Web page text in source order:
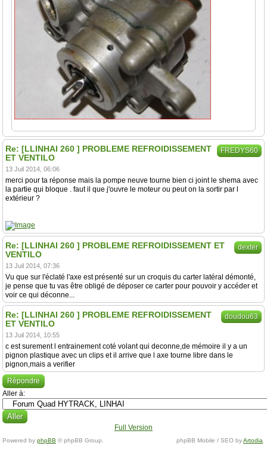
FREDYS60
Re: [LLINHAI 260 ] PROBLEME REFROIDISSEMENT
ET VENTILO
13 Juil 2014, 06:06
merci pour ta réponse mais la pompe neuve tourne bien ci joint le shema avec
la partie qui bloque . faut il que j'ouvre le moteur ou peut on la sortir par l
extérieur ?
dexter
Re: [LLINHAI 260 ] PROBLEME REFROIDISSEMENT ET
VENTILO
13 Juil 2014, 07:36
Vu que sur l'éclaté l'axe est présenté sur un croquis du carter latéral démonté,
je pense que tu vas être obligé de déposer ce carter pour pouvoir y accéder et
voir ce qui déconne...
doudou63
Re: [LLINHAI 260 ] PROBLEME REFROIDISSEMENT
ET VENTILO
13 Juil 2014, 10:55
c est surement l entrainement coté volant qui deconne,de mémoire il y a un
pignon plastique avec un clips et il arrive que l axe tourne libre dans le
pignon,mais a verifier
Répondre
Aller à:
Full Version
Powered by phpBB © phpBB Group. phpBB Mobile / SEO byArtodia